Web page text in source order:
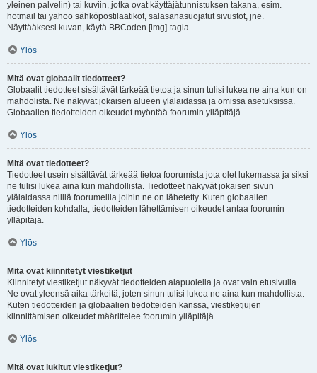
yleinen palvelin) tai kuviin, jotka ovat käyttäjätunnistuksen takana, esim.
hotmail tai yahoo sähköpostilaatikot, salasanasuojatut sivustot, jne.
Näyttääksesi kuvan, käytä BBCoden [img]-tagia.
Ylös
Mitä ovat globaalit tiedotteet?
Globaalit tiedotteet sisältävät tärkeää tietoa ja sinun tulisi lukea ne aina kun on
mahdolista. Ne näkyvät jokaisen alueen ylälaidassa ja omissa asetuksissa.
Globaalien tiedotteiden oikeudet myöntää foorumin ylläpitäjä.
Ylös
Mitä ovat tiedotteet?
Tiedotteet usein sisältävät tärkeää tietoa foorumista jota olet lukemassa ja siksi
ne tulisi lukea aina kun mahdollista. Tiedotteet näkyvät jokaisen sivun
ylälaidassa niillä foorumeilla joihin ne on lähetetty. Kuten globaalien
tiedotteiden kohdalla, tiedotteiden lähettämisen oikeudet antaa foorumin
ylläpitäjä.
Ylös
Mitä ovat kiinnitetyt viestiketjut
Kiinnitetyt viestiketjut näkyvät tiedotteiden alapuolella ja ovat vain etusivulla.
Ne ovat yleensä aika tärkeitä, joten sinun tulisi lukea ne aina kun mahdollista.
Kuten tiedotteiden ja globaalien tiedotteiden kanssa, viestiketjujen
kiinnittämisen oikeudet määrittelee foorumin ylläpitäjä.
Ylös
Mitä ovat lukitut viestiketjut?